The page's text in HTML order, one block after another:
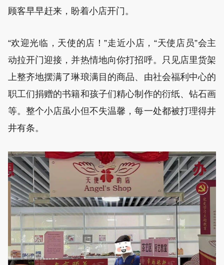
顾客早早赶来，盼着小店开门。
“欢迎光临，天使的店！”走近小店，“天使店员”会主
动拉开门迎接，并热情地向你打招呼。只见店里货架
上整齐地摆满了琳琅满目的商品、由社会福利中心的
职工们捐赠的书籍和孩子们精心制作的衍纸、钻石画
等。整个小店虽小但不失温馨，每一处都被打理得井
井有条。